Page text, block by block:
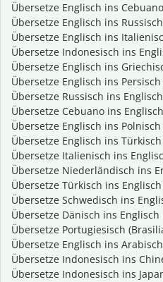
Übersetze Englisch ins Cebuano
Übersetze Englisch ins Russisch
Übersetze Englisch ins
Übersetze Indonesisch ins
Übersetze Englisch ins
Übersetze Englisch ins Persisch
Übersetze Russisch ins Englisch
Übersetze Cebuano ins Englisch
Übersetze Englisch ins Polnisch
Übersetze Englisch ins Türkisch
Übersetze Italienisch ins
Übersetze Niederländisch ins
Übersetze Türkisch ins Englisch
Übersetze Schwedisch ins
Übersetze Dänisch ins Englisch
Übersetze Portugiesisch
Übersetze Englisch ins Arabisch
Übersetze Indonesisch ins
Übersetze Indonesisch ins